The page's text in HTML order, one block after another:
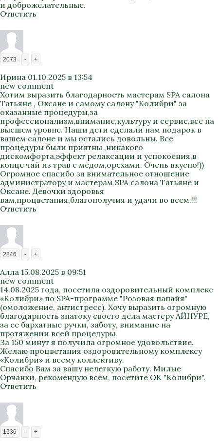
и доброжелательные.
Ответить
2073 - +
Ирина 01.10.2025 в 13:54
new comment
Хотим выразить благодарность мастерам SPA салона
Татьяне , Оксане и самому салону "Колибри" за
оказанные процедуры,за
профессионализм,внимание,культуру и сервис,все на
высшем уровне. Наши дети сделали нам подарок в
вашем салоне и мы остались довольны. Все
процедуры были приятны ,никакого
дискомфорта,эффект релаксации и успокоения,в
конце чай из трав с медом,орехами. Очень вкусно!))
Огромное спасибо за внимательное отношение
администратору и мастерам SPA салона Татьяне и
Оксане. Девочки здоровья
вам,процветания,благополучия и удачи во всем.!!!
Ответить
2846 - +
Алла 15.08.2025 в 09:51
new comment
14.08.2025 года, посетила оздоровительный комплекс
«Колибри» по SPA-программе "Розовая папайя"
(омоложение, антистресс). Хочу выразить огромную
благодарность знатоку своего дела мастеру АЙНУРЕ,
за ее бархатные ручки, заботу, внимание на
протяжении всей процедуры.
За 150 минут я получила огромное удовольствие.
Желаю процветания оздоровительному комплексу
«Колибри» и всему коллективу.
Спасибо Вам за вашу нелегкую работу. Милые
Орчанки, рекомендую всем, посетите ОК "Колибри".
Ответить
1636 - +